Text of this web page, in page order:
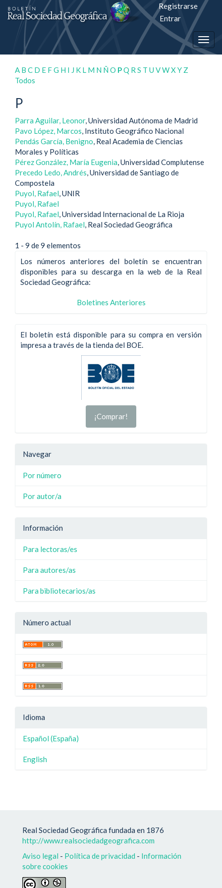
Salto
rápiso
a
página
contenido
Navegación
principal
Contenido
principal
Barra
lateral
Registrarse
Entrar
A B C D E FG H I J K L M N Ñ O PQ R S T U VWXY Z
Todos
P
Parra Aguilar, Leonor, Universidad Autónoma de Madrid
Pavo López, Marcos , Instituto Geográfico Nacional
Pendás García, Benigno , Real Academia de Ciencias
Morales y Políticas
Pérez González, María Eugenia , Universidad Complutense
Precedo Ledo, Andrés , Universidad de Santiago de
Compostela
Puyol, Rafael , UNIR
Puyol, Rafael
Puyol, Rafael , Universidad Internacional de La Rioja
Puyol Antolín, Rafael , Real Sociedad Geográfica
1 - 9 de 9 elementos
Los números anteriores del boletín se encuentran
disponibles para su descarga en la web de la Real
Sociedad Geográfica:
Boletines Anteriores
El boletín está disponible para su compra en versión
impresa a través de la tienda del BOE.
¡Comprar!
Navegar
Por número
Por autor/a
Información
Para lectoras/es
Para autores/as
Para bibliotecarios/as
Número actual
Idioma
Español (España)
English
Real Sociedad Geográfica fundada en 1876
http://www.realsociedadgeografica.com
Aviso legal - Política de privacidad - Información
sobre cookies